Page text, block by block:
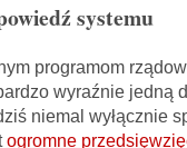
systemu
programom
wyraźnie jedną
niemal wyłącznie
ogromne